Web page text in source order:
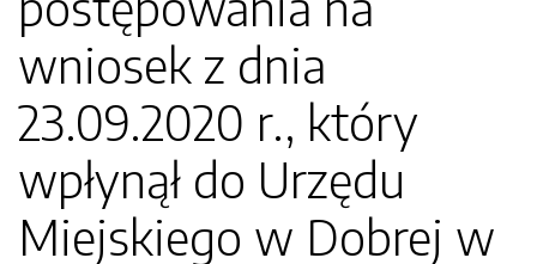
wniosek z dnia
23.09.2020 r., który
wpłynął do Urzędu
Miejskiego w Dobrej w